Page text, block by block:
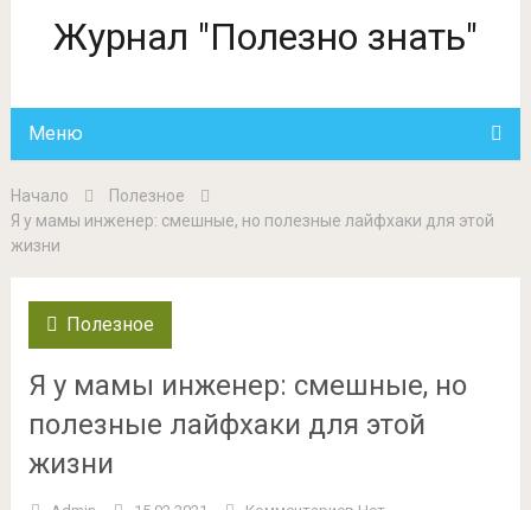
Журнал "Полезно знать"
Меню
Начало
Полезное
Я у мамы инженер: смешные, но полезные лайфхаки для этой
жизни
Полезное
Я у мамы инженер: смешные, но
полезные лайфхаки для этой
жизни